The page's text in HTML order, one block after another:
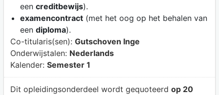
een creditbewijs).
examencontract(met het oog op het behalen van
een diploma).
Co-titularis(sen): Gutschoven Inge
Onderwijstalen: Nederlands
Kalender: Semester 1
Dit opleidingsonderdeel wordt gequoteerd op 20